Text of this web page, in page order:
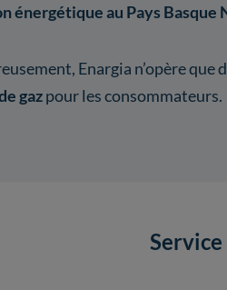
énergétique au Pays Basque
Enargia n’opère que
gazpour les consommateurs.